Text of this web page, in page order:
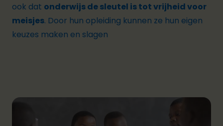
ook dat onderwijs de sleutel is tot vrijheid voor
meisjes. Door hun opleiding kunnen ze hun eigen
keuzes maken en slagen